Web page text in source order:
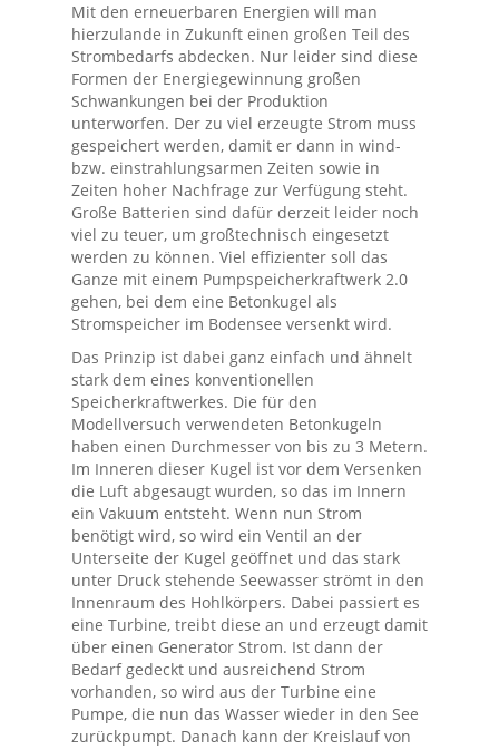
Mit den erneuerbaren Energien will man
hierzulande in Zukunft einen großen Teil des
Strombedarfs abdecken. Nur leider sind diese
Formen der Energiegewinnung großen
Schwankungen bei der Produktion
unterworfen. Der zu viel erzeugte Strom muss
gespeichert werden, damit er dann in wind-
bzw. einstrahlungsarmen Zeiten sowie in
Zeiten hoher Nachfrage zur Verfügung steht.
Große Batterien sind dafür derzeit leider noch
viel zu teuer, um großtechnisch eingesetzt
werden zu können. Viel effizienter soll das
Ganze mit einem Pumpspeicherkraftwerk 2.0
gehen, bei dem eine Betonkugel als
Stromspeicher im Bodensee versenkt wird.
Das Prinzip ist dabei ganz einfach und ähnelt
stark dem eines konventionellen
Speicherkraftwerkes. Die für den
Modellversuch verwendeten Betonkugeln
haben einen Durchmesser von bis zu 3 Metern.
Im Inneren dieser Kugel ist vor dem Versenken
die Luft abgesaugt wurden, so das im Innern
ein Vakuum entsteht. Wenn nun Strom
benötigt wird, so wird ein Ventil an der
Unterseite der Kugel geöffnet und das stark
unter Druck stehende Seewasser strömt in den
Innenraum des Hohlkörpers. Dabei passiert es
eine Turbine, treibt diese an und erzeugt damit
über einen Generator Strom. Ist dann der
Bedarf gedeckt und ausreichend Strom
vorhanden, so wird aus der Turbine eine
Pumpe, die nun das Wasser wieder in den See
zurückpumpt. Danach kann der Kreislauf von